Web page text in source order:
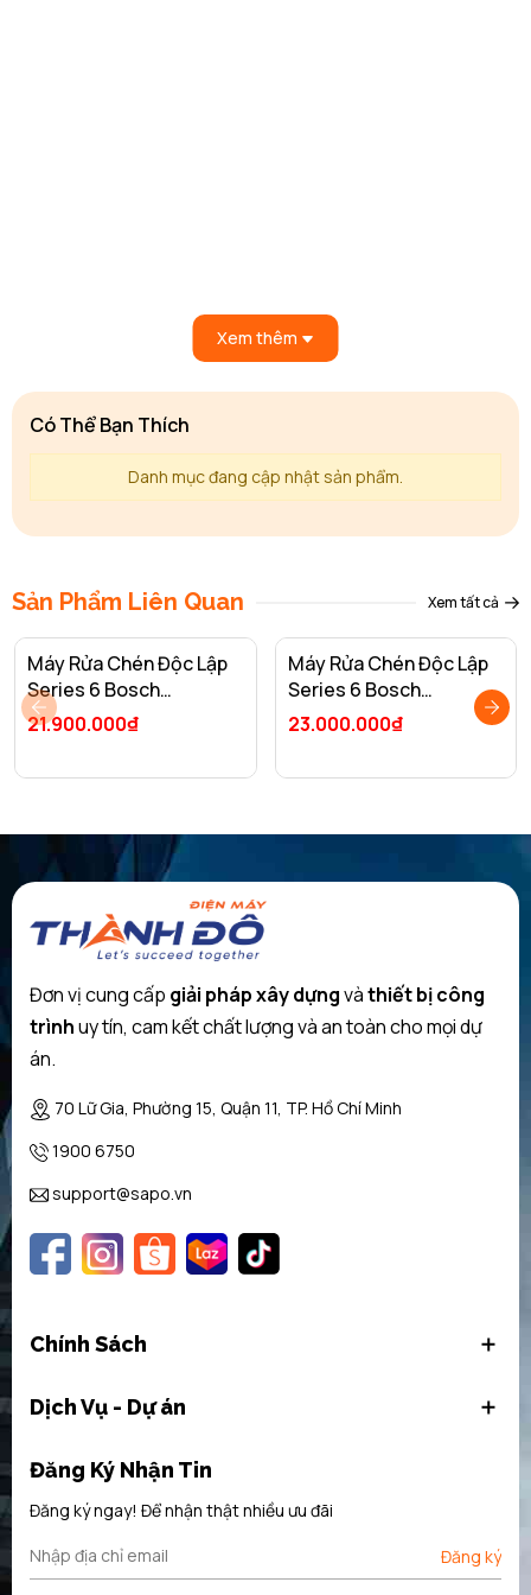
Xem thêm
Có Thể Bạn Thích
Danh mục đang cập nhật sản phẩm.
Sản Phẩm Liên Quan Xem tất cả
Máy Rửa Chén Độc Lập
Series 6 Bosch
SMS6ZCI08E/ Nhập
21.900.000₫
Máy Rửa Chén Độc Lập
Series 6 Bosch
SMS63L08EA/ Nhập
23.000.000₫
Đơn vị cung cấp giải pháp xây dựngvàthiết bị công
trìnhuy tín, cam kết chất lượng và an toàn cho mọi dự
án.
70 Lữ Gia, Phường 15, Quận 11, TP. Hồ Chí Minh
1900 6750
support@sapo.vn
Chính Sách
Dịch Vụ - Dự án
Đăng Ký Nhận Tin
Đăng ký ngay! Để nhận thật nhiều ưu đãi
Đăng ký